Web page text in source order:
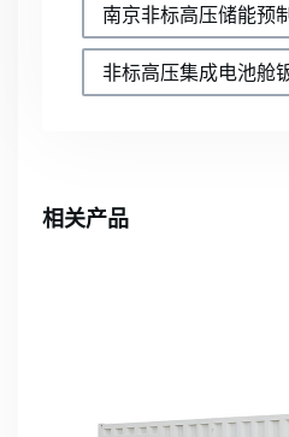
南京非标高压储能预
非标高压集成电池舱
相关产品